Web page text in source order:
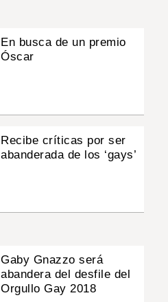
En busca de un premio
Óscar
Recibe críticas por ser
abanderada de los ‘gays’
Gaby Gnazzo será
abandera del desfile del
Orgullo Gay 2018